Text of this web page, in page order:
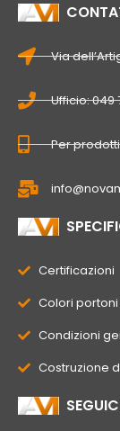
Via
Ufficio: 049
Per
Certificazioni
Colori
Condizioni
Costruzione